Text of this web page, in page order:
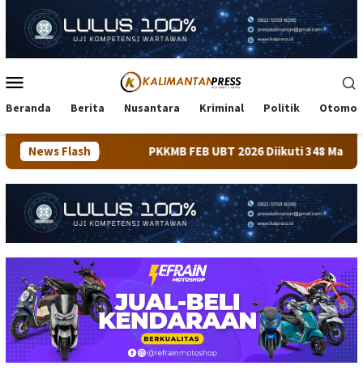
konten
Mobile
Beranda Berita Nusantara Kriminal Politik
News Flash
PKKMB FEB UBT 2026 Diikuti 348 Mahasiswa,